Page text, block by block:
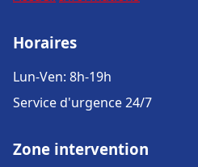
Horaires
Lun-Ven: 8h-19h
Service d'urgence 24/7
Zone intervention